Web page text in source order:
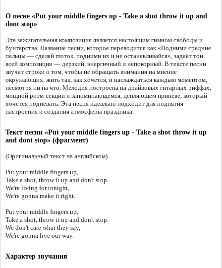
О песне «Put your middle fingers up - Take a shot throw it up and
dont stop»
Эта зажигательная композиция является настоящим гимном свободы и
бунтарства. Название песни, которое переводится как «Подними средние
пальцы — сделай глоток, подними их и не останавливайся», задаёт тон
всей композиции — дерзкий, энергичный и непокорный. В тексте песни
звучат строки о том, чтобы не обращать внимания на мнение
окружающих, жить так, как хочется, и наслаждаться каждым моментом,
несмотря ни на что. Мелодия построена на драйвовых гитарных риффах,
мощной ритм-секции и запоминающемся, цепляющем припеве, который
хочется подпевать. Эта песня идеально подходит для поднятия
настроения и создания атмосферы праздника.
Текст песни «Put your middle fingers up - Take a shot throw it up
and dont stop» (фрагмент)
(Оригинальный текст на английском)
Put your middle fingers up,
Take a shot, throw it up and don't stop.
We're living for tonight,
We're gonna make it right.
Put your middle fingers up,
Take a shot, throw it up and don't stop.
We don't care what they say,
We're gonna live our way.
Характер звучания